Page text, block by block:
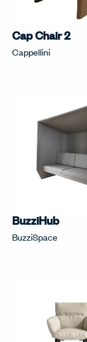
Cap Chair 2
Cappellini
BuzziHub
BuzziSpace